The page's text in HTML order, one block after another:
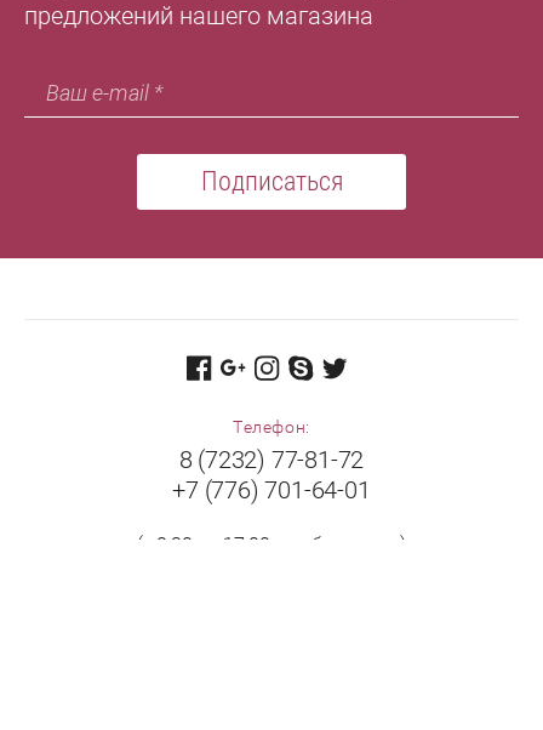
предложений нашего магазина
Подписаться
Телефон:
8 (7232) 77-81-72
+7 (776) 701-64-01
(с 8:30 до 17:00 в рабочие дни)